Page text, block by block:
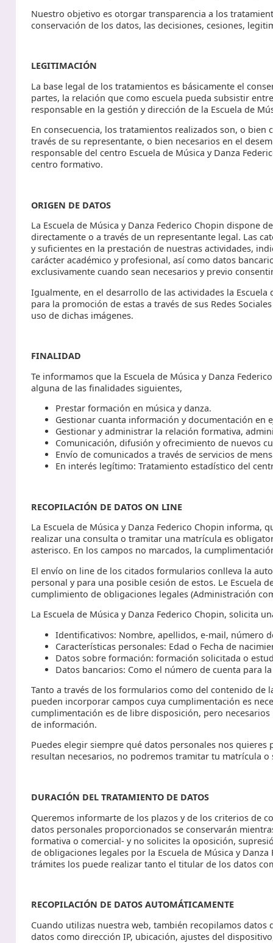
Nuestro objetivo es otorgar transparencia a los
conservación de los datos, las decisiones, cesiones,
LEGITIMACIÓN
La base legal de los tratamientos es básicamente el
partes, la relación que como escuela pueda subsistir
responsable en la gestión y dirección de la Escuela de
En consecuencia, los tratamientos realizados son, o
través de su representante, o bien necesarios en el
responsable del centro Escuela de Música y Danza
centro formativo.
ORIGEN DE DATOS
La Escuela de Música y Danza Federico Chopin
directamente o a través de un representante legal. Las
y suficientes en la prestación de nuestras actividades,
carácter académico y profesional, así como datos
exclusivamente cuando sean necesarios y previo
Igualmente, en el desarrollo de las actividades la
para la promoción de estas a través de sus Redes
uso de dichas imágenes.
FINALIDAD
Te informamos que la Escuela de Música y Danza
alguna de las finalidades siguientes,
Prestar formación en música y danza.
Gestionar cuanta información y documentación en
Gestionar y administrar la relación formativa,
Comunicación, difusión y ofrecimiento de nuevos
Envío de comunicados a través de servicios de
En interés legítimo: Tratamiento estadístico del
RECOPILACIÓN DE DATOS ON LINE
La Escuela de Música y Danza Federico Chopin informa,
realizar una consulta o tramitar una matrícula es
asterisco. En los campos no marcados, la
El envío on line de los citados formularios conlleva la
personal y para una posible cesión de estos. Le Escuela
cumplimiento de obligaciones legales (Administración
La Escuela de Música y Danza Federico Chopin, solicita
Identificativos: Nombre, apellidos, e-mail, número
Características personales: Edad o Fecha de
Datos sobre formación: formación solicitada o
Datos bancarios: Como el número de cuenta para
Tanto a través de los formularios como del contenido de
pueden incorporar campos cuya cumplimentación es
cumplimentación es de libre disposición, pero
de información.
Puedes elegir siempre qué datos personales nos
resultan necesarios, no podremos tramitar tu matrícula
DURACIÓN DEL TRATAMIENTO DE DATOS
Queremos informarte de los plazos y de los criterios de
datos personales proporcionados se conservarán
formativa o comercial- y no solicites la oposición,
de obligaciones legales por la Escuela de Música y
trámites los puede realizar tanto el titular de los datos
RECOPILACIÓN DE DATOS AUTOMÁTICAMENTE
Cuando utilizas nuestra web, también recopilamos
datos como dirección IP, ubicación, ajustes del